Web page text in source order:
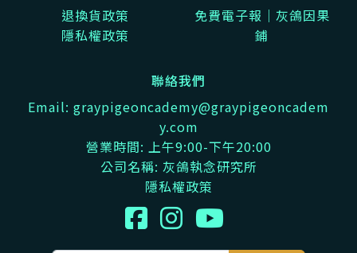
退換貨政策
隱私權政策
免費電子報｜灰鴿因果
鋪
聯絡我們
Email: graypigeoncademy@graypigeoncadem
y.com
營業時間: 上午9:00-下午20:00
公司名稱: 灰鴿執念研究所
隱私權政策